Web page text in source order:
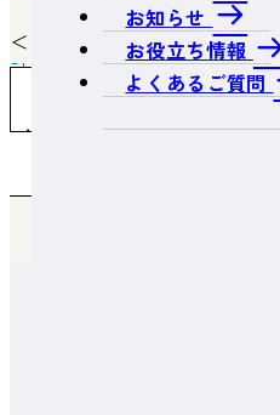
お知らせ
お役立ち情報
よくあるご質問
＜関連ページ＞
計画策定・申請のメリット
よくあるご質問一覧へ戻る